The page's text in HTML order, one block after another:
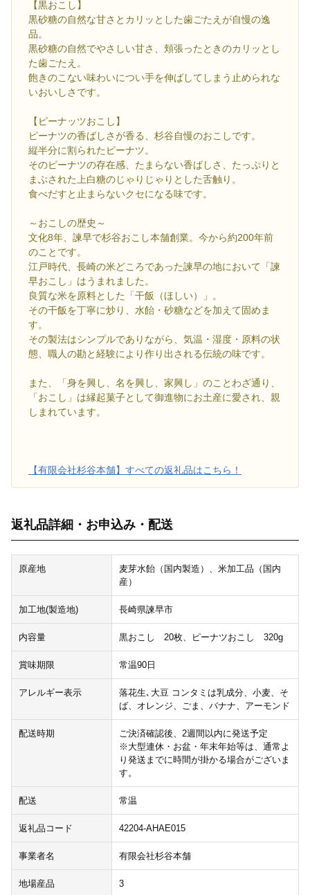
【黒おこし】
黒砂糖の自然な甘さとカリッとした歯ごたえが自慢の逸
品。
黒砂糖の自然でやさしい甘さ、頬張ったときのカリッとし
た歯ごたえ。
飽きのこない味わいについ手を伸ばしてしまう止められな
いおいしさです。
【ピーナッツおこし】
ピーナツの香ばしさが香る、杉谷自慢のおこしです。
縦半分に割られたピーナツ。
そのピーナツの存在感、たまらない香ばしさ、たっぷりと
まぶされた上白糖のじゃりじゃりとした舌触り。
食べだすと止まらないクセになる味です。
～おこしの歴史～
文化8年、諫早で杉谷おこし本舗創業。今から約200年前
のことです。
江戸時代、長崎の米どころであった諫早の地において「諫
早おこし」はうまれました。
良質な米を原料とした「干飯（ほしい）」。
その干飯を丁寧に炒り、水飴・砂糖などを加えて固めま
す。
その製法はシンプルでありながら、気温・湿度・原料の状
態、職人の勘と経験により作り出される伝統の味です。
また、「身を興し、名を興し、家興し」のことわざ通り、
「おこし」は縁起菓子として御進物にお土産に愛され、親
しまれています。
【有限会社杉谷本舗】すべての返礼品はこちら！
返礼品詳細・お申込み・配送
原産地
麦芽水飴（国内製造）、米加工品（国内
産）
加工地(製造地) 長崎県諫早市
内容量 黒おこし 20枚、ピーナツおこし 320g
賞味期限 常温90日
アレルギー表示
落花生､大豆 コンタミは乳成分、小麦、そ
ば、オレンジ、ごま、バナナ、アーモンド
配送時期
ご決済確認後、2週間以内に発送予定
※大型連休・お盆・年末年始等は、通常よ
り発送までに時間が掛かる場合がございま
す。
配送 常温
返礼品コード 42204-AHAE015
事業者名 有限会社杉谷本舗
地場産品 3